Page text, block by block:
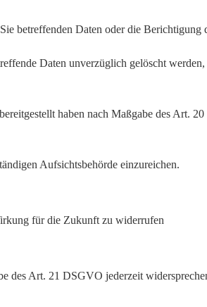
betreffenden Daten oder die
Daten unverzüglich gelöscht
haben nach Maßgabe des Art.
Aufsichtsbehörde einzureichen.
für die Zukunft zu widerrufen
des Art. 21 DSGVO jederzeit